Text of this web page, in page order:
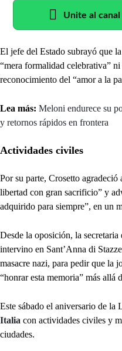
Unite al
El jefe del Estado subrayó que
“mera formalidad celebrativa”
reconocimiento del “amor a la
Lea más: Meloni endurece su
y retornos rápidos en frontera
Actividades civiles
Por su parte, Crosetto
libertad con gran sacrificio” y
adquirido para siempre”, en un
Desde la oposición, la
intervino en Sant’Anna di
masacre nazi, para pedir que la
“honrar esta memoria” más allá
Este sábado el aniversario de la
Italia con actividades civiles y
ciudades.